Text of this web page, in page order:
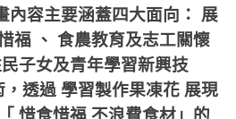
內容主要涵蓋四大面向：
展
福 、 食農教育及志工關懷
子女及青年學習新興技
，透過 學習製作果凍花 展現
惜食惜福 不浪費食材」的